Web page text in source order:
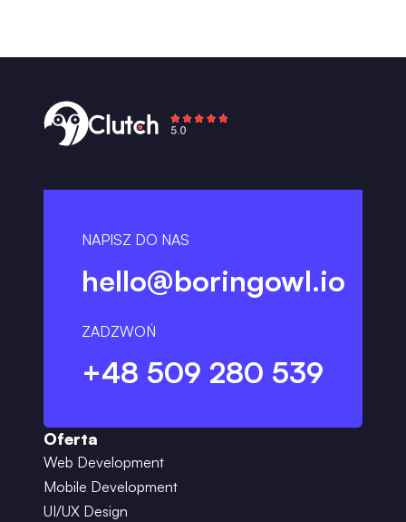
NAPISZ DO NAS
hello@boringowl.io
ZADZWOŃ
+48 509 280 539
Oferta
Web Development
Mobile Development
UI/UX Design